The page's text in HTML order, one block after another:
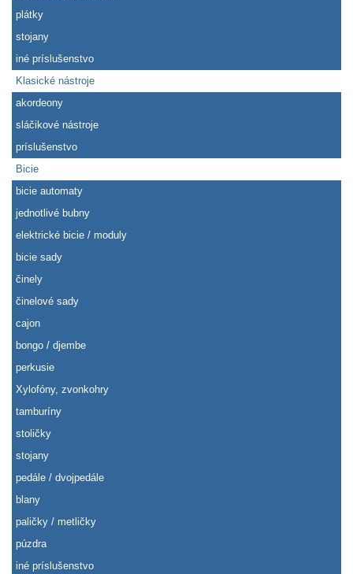
plátky
stojany
iné príslušenstvo
Klasické nástroje
akordeony
sláčikové nástroje
príslušenstvo
Bicie
bicie automaty
jednotlivé bubny
elektrické bicie / moduly
bicie sady
činely
činelové sady
cajon
bongo / djembe
perkusie
Xylofóny, zvonkohry
tamburíny
stoličky
stojany
pedále / dvojpedále
blany
paličky / metličky
púzdra
iné príslušenstvo